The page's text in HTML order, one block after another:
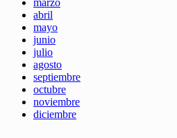
abril
mayo
junio
julio
agosto
septiembre
octubre
noviembre
diciembre